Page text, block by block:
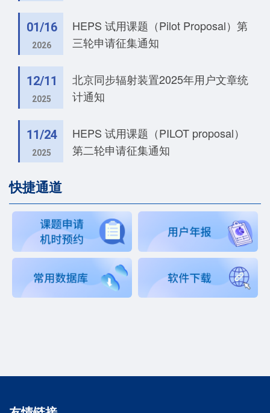
01/16
2026
HEPS 试用课题（Pilot Proposal）第
三轮申请征集通知
12/11
2025
北京同步辐射装置2025年用户文章统
计通知
11/24
2025
HEPS 试用课题（PILOT proposal）
第二轮申请征集通知
快捷通道